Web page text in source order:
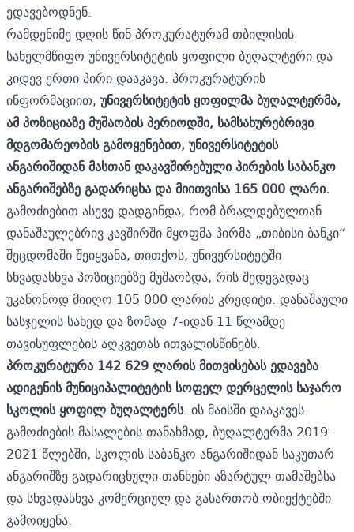
ედავებოდნენ.
რამდენიმე დღის წინ პროკურატურამ თბილისის
სახელმწიფო უნივერსიტეტის ყოფილი ბუღალტერი და
კიდევ ერთი პირი დააკავა. პროკურატურის
ინფორმაციით, უნივერსიტეტის ყოფილმა ბუღალტერმა,
ამ პოზიციაზე მუშაობის პერიოდში, სამსახურებრივი
მდგომარეობის გამოყენებით, უნივერსიტეტის
ანგარიშიდან მასთან დაკავშირებული პირების საბანკო
ანგარიშებზე გადარიცხა და მიითვისა 165 000 ლარი.
გამოძიებით ასევე დადგინდა, რომ ბრალდებულთან
დანაშაულებრივ კავშირში მყოფმა პირმა „თიბისი ბანკი“
შეცდომაში შეიყვანა, თითქოს, უნივერსიტეტში
სხვადასხვა პოზიციებზე მუშაობდა, რის შედეგადაც
უკანონოდ მიიღო 105 000 ლარის კრედიტი. დანაშაული
სასჯელის სახედ და ზომად 7-იდან 11 წლამდე
თავისუფლების აღკვეთას ითვალისწინებს.
პროკურატურა 142 629 ლარის მითვისებას ედავება
ადიგენის მუნიციპალიტეტის სოფელ დერცელის საჯარო
სკოლის ყოფილ ბუღალტერს. ის მაისში დააკავეს.
გამოძიების მასალების თანახმად, ბუღალტერმა 2019-
2021 წლებში, სკოლის საბანკო ანგარიშიდან საკუთარ
ანგარიშზე გადარიცხული თანხები აზარტულ თამაშებსა
და სხვადასხვა კომერციულ და გასართობ ობიექტებში
გამოიყენა.